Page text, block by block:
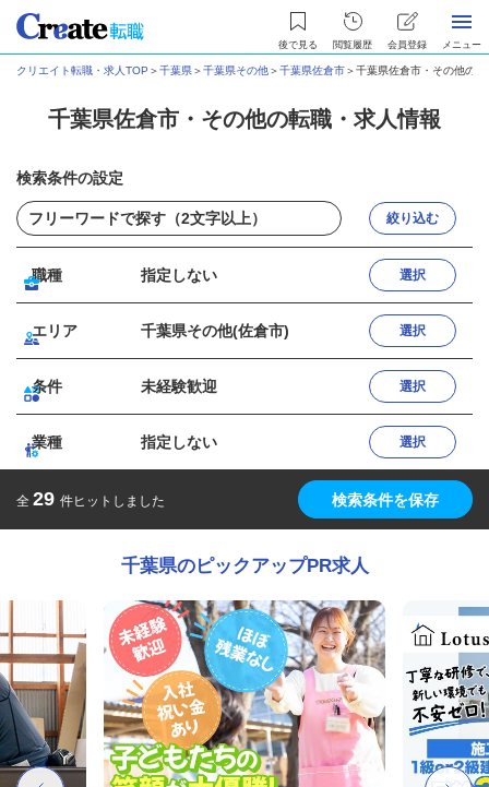
後で見る 閲覧履歴 会員登録 メニュー
クリエイト転職・求人TOP ＞千葉県＞千葉県その他＞千葉県佐倉市＞千葉県佐倉市・その他の
千葉県佐倉市・その他の転職・求人情報
検索条件の設定
絞り込む
職種 指定しない 選択
エリア 千葉県その他(佐倉市) 選択
条件 未経験歓迎 選択
業種 指定しない 選択
全 29 件ヒットしました 検索条件を保存
千葉県のピックアップPR求人